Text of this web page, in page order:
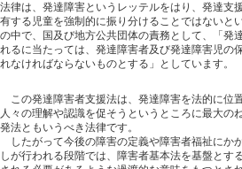
法律は、発達障害というレッテルをはり、発達支
有する児童を強制的に振り分けることではないと
の中で、国及び地方公共団体の責務として、「発
れるに当たっては、発達障害者及び発達障害児の
れなければならないものとする」としています。
この発達障害者支援法は、発達障害を法的に位
人々の理解や認識を促そうというところに最大の
発法ともいうべき法律です。
したがって今後の障害の定義や障害者福祉にか
しが行われる段階では、障害者基本法を基盤とす